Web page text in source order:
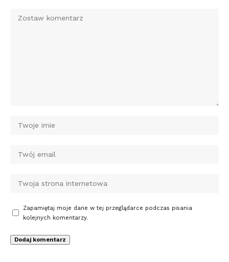
Zapamiętaj moje dane w tej przeglądarce podczas pisania
kolejnych komentarzy.